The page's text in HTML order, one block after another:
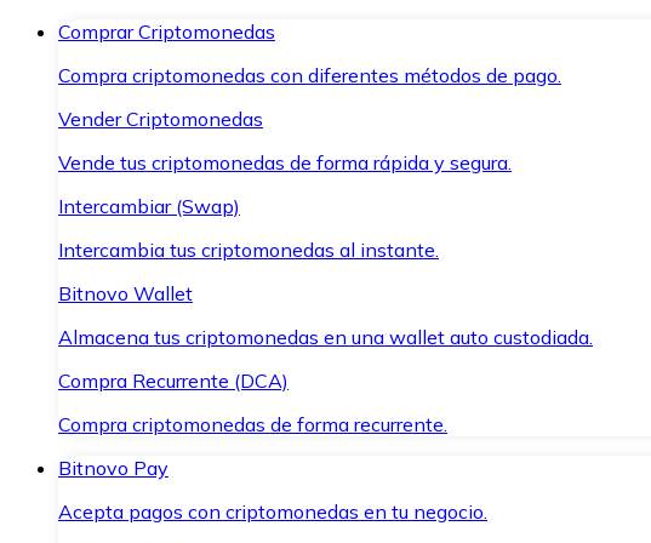
Comprar Criptomonedas
Compra criptomonedas con diferentes métodos de pago.
Vender Criptomonedas
Vende tus criptomonedas de forma rápida y segura.
Intercambiar (Swap)
Intercambia tus criptomonedas al instante.
Bitnovo Wallet
Almacena tus criptomonedas en una wallet auto custodiada.
Compra Recurrente (DCA)
Compra criptomonedas de forma recurrente.
Bitnovo Pay
Acepta pagos con criptomonedas en tu negocio.